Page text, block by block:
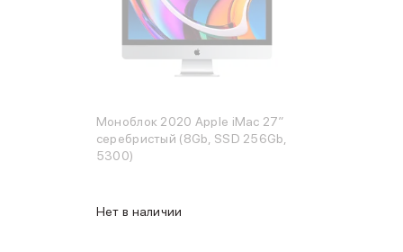
Моноблок 2020 Apple iMac 27″
серебристый (8Gb, SSD 256Gb,
5300)
Нет в наличии